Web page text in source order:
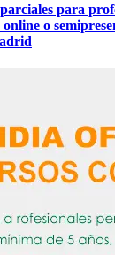
para
o